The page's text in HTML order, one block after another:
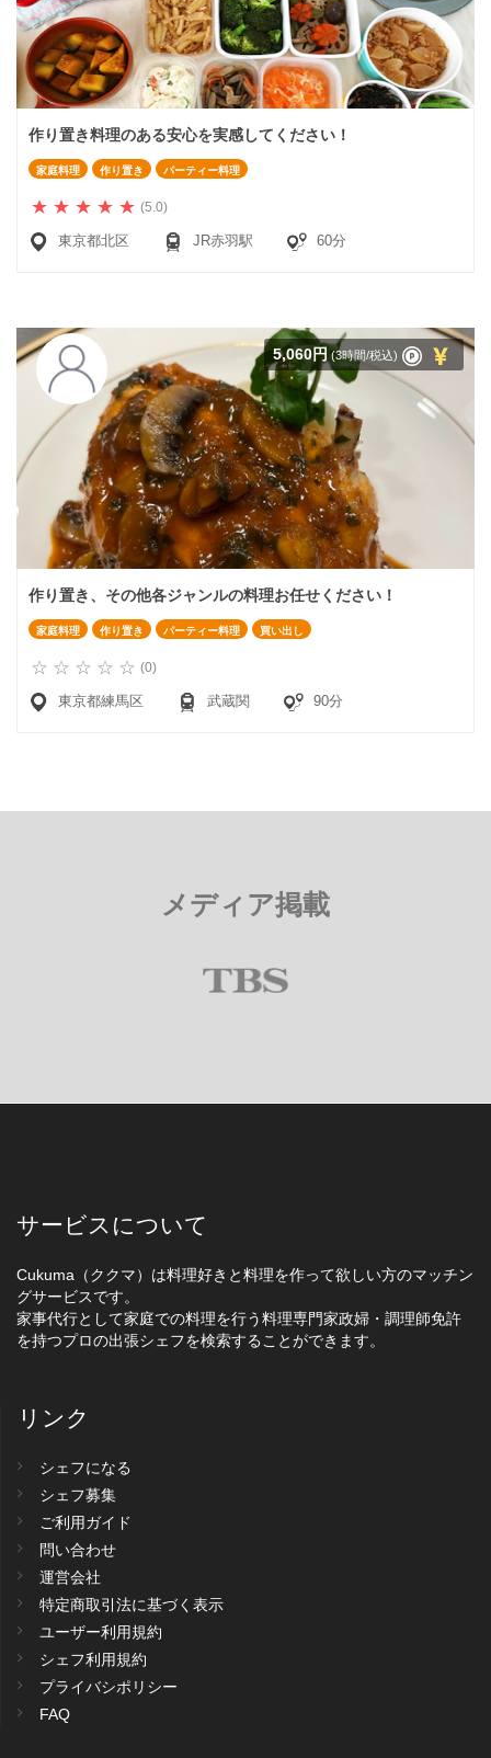
作り置き料理のある安心を実感してください！
家庭料理 作り置き パーティー料理
(5.0)
東京都北区 JR赤羽駅 60分
5,060円 (3時間/税込)
作り置き、その他各ジャンルの料理お任せください！
家庭料理 作り置き パーティー料理 買い出し
(0)
東京都練馬区 武蔵関 90分
メディア掲載
サービスについて
Cukuma（ククマ）は料理好きと料理を作って欲しい方のマッチン
グサービスです。
家事代行として家庭での料理を行う料理専門家政婦・調理師免許
を持つプロの出張シェフを検索することができます。
リンク
シェフになる
シェフ募集
ご利用ガイド
問い合わせ
運営会社
特定商取引法に基づく表示
ユーザー利用規約
シェフ利用規約
プライバシポリシー
FAQ